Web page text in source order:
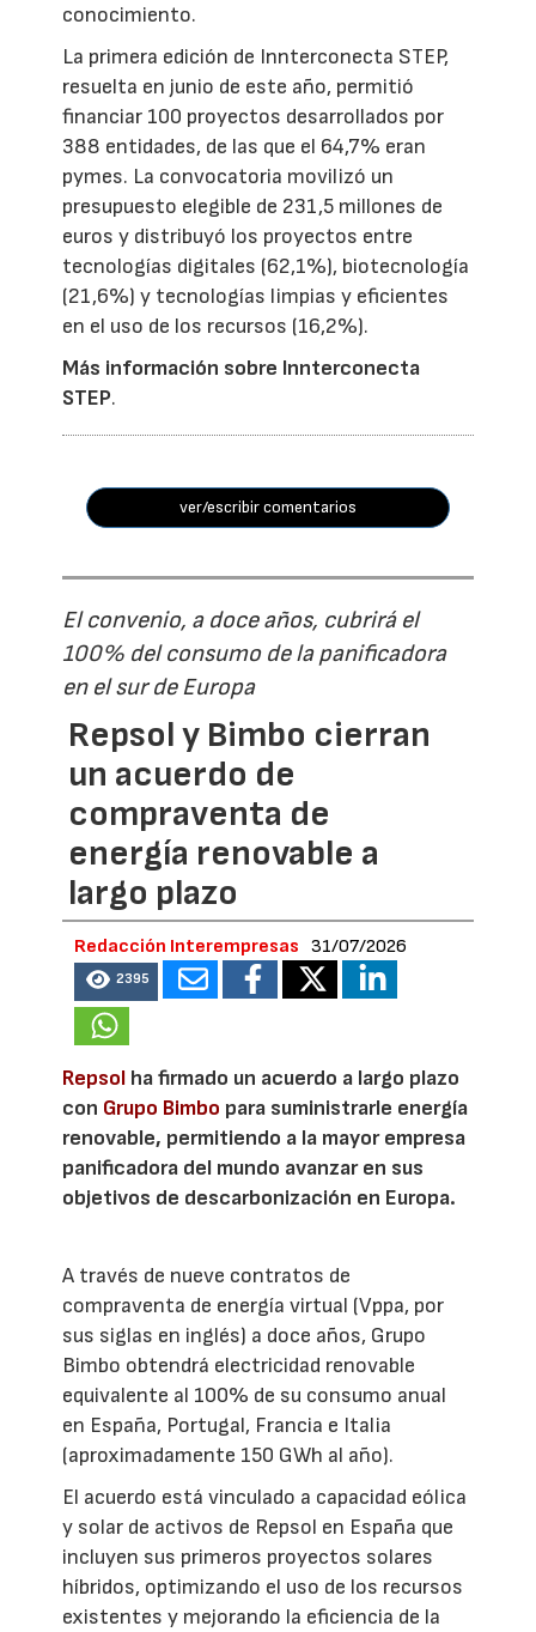
conocimiento.
La primera edición de Innterconecta STEP,
resuelta en junio de este año, permitió
financiar 100 proyectos desarrollados por
388 entidades, de las que el 64,7% eran
pymes. La convocatoria movilizó un
presupuesto elegible de 231,5 millones de
euros y distribuyó los proyectos entre
tecnologías digitales (62,1%), biotecnología
(21,6%) y tecnologías limpias y eficientes
en el uso de los recursos (16,2%).
Más información sobre Innterconecta
STEP.
ver/escribir comentarios
El convenio, a doce años, cubrirá el
100% del consumo de la panificadora
en el sur de Europa
Repsol y Bimbo cierran
un acuerdo de
compraventa de
energía renovable a
largo plazo
Redacción Interempresas 31/07/2026
2395
Repsol ha firmado un acuerdo a largo plazo
con Grupo Bimbo para suministrarle energía
renovable, permitiendo a la mayor empresa
panificadora del mundo avanzar en sus
objetivos de descarbonización en Europa.
A través de nueve contratos de
compraventa de energía virtual (Vppa, por
sus siglas en inglés) a doce años, Grupo
Bimbo obtendrá electricidad renovable
equivalente al 100% de su consumo anual
en España, Portugal, Francia e Italia
(aproximadamente 150 GWh al año).
El acuerdo está vinculado a capacidad eólica
y solar de activos de Repsol en España que
incluyen sus primeros proyectos solares
híbridos, optimizando el uso de los recursos
existentes y mejorando la eficiencia de la